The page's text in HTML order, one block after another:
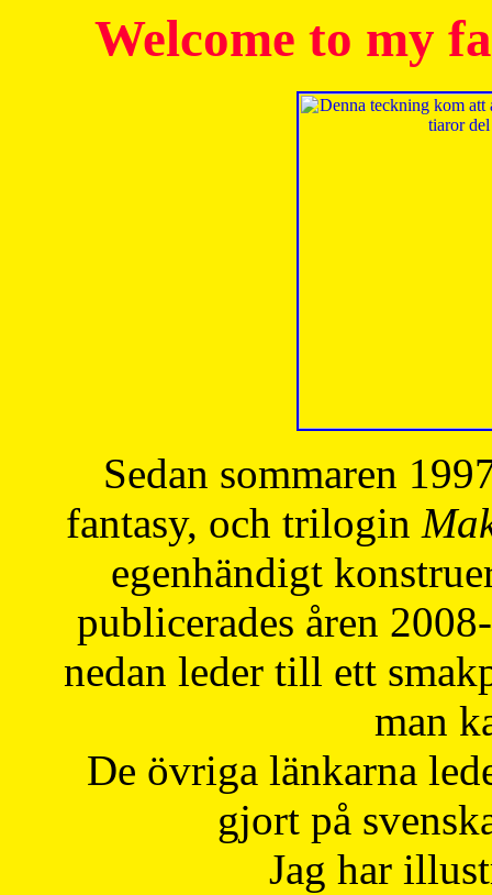
Welcome to my
Sedan sommaren
fantasy, och trilogin
egenhändigt
publicerades åren
nedan leder till ett
man
De övriga länkarna
gjort på
Jag har